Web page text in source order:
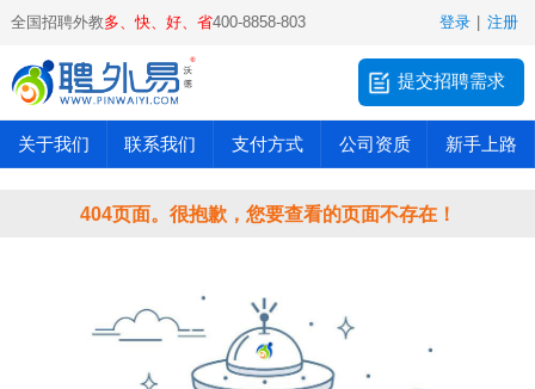
全国招聘外教多、快、好、省400-8858-803 登录 注册
提交招聘需求
关于我们 联系我们 支付方式 公司资质 新手上路
404页面。很抱歉，您要查看的页面不存在！